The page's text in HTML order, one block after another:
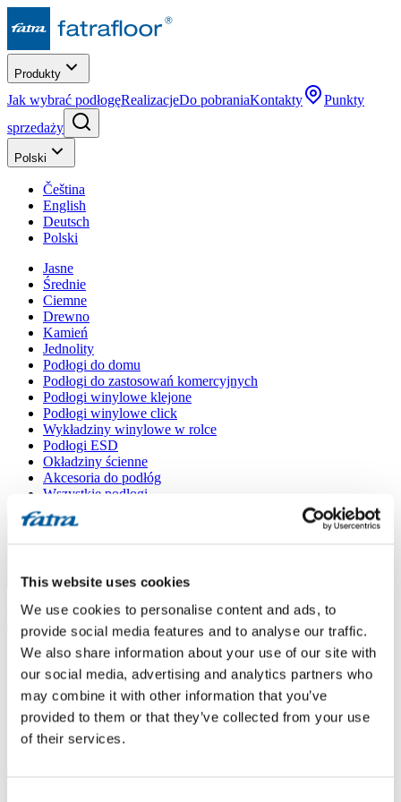
This website uses cookies
We use cookies to personalise content and ads, to
provide social media features and to analyse our traffic.
We also share information about your use of our site with
our social media, advertising and analytics partners who
may combine it with other information that you’ve
provided to them or that they’ve collected from your use
of their services.
Produkty
Jak wybrać podłogęRealizacjeDo pobraniaKontakty
Punkty
sprzedaży
Polski
Čeština
English
Deutsch
Polski
Jasne
Średnie
Ciemne
Drewno
Kamień
Jednolity
Podłogi do domu
Podłogi do zastosowań komercyjnych
Podłogi winylowe klejone
Podłogi winylowe click
Wykładziny winylowe w rolce
Podłogi ESD
Okładziny ścienne
Akcesoria do podłóg
Wszystkie podłogi
Menu
Strona główna
Punkty sprzedaży/
Podlahové centrum JeHla
Podlahové centrum JeHla
Użyj mojej lokalizacji